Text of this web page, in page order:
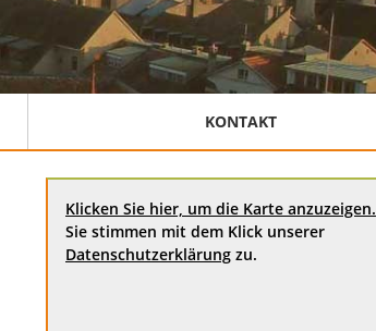
KONTAKT
Klicken Sie hier, um die Karte anzuzeigen.
Sie stimmen mit dem Klick unserer
Datenschutzerklärung zu.